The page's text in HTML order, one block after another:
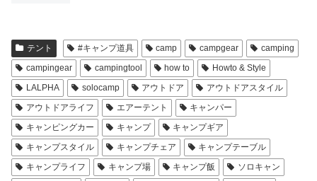
テント #キャンプ道具 camp campgear
camping
campingear
campingtool how to
Howto & Style
LALPHA
solocamp アウトドア
アウトドアスタイル
アウトドアライフ
エアーテント
キャンパー
キャンピングカー
キャンプ
キャンプギア
キャンプスタイル
キャンプチェア
キャンプテーブル
キャンプライフ
キャンプ場 キャンプ飯
ソロキャン